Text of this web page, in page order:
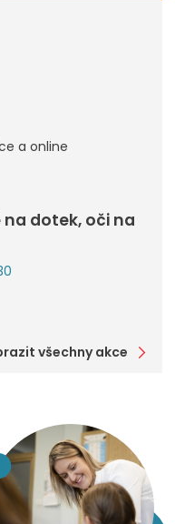
a online
dotek, oči na
všechny akce